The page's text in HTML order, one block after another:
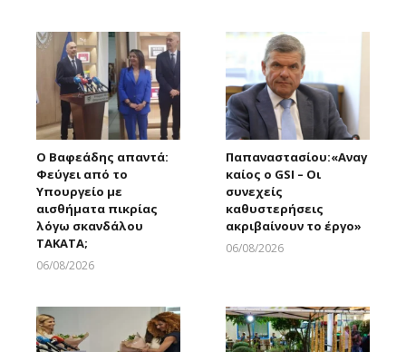
Ο Βαφεάδης απαντά:
Φεύγει από το
Υπουργείο με
αισθήματα πικρίας
λόγω σκανδάλου
ΤΑΚΑΤΑ;
06/08/2026
Παπαναστασίου:«Αναγ
καίος ο GSI – Οι
συνεχείς
καθυστερήσεις
ακριβαίνουν το έργο»
06/08/2026